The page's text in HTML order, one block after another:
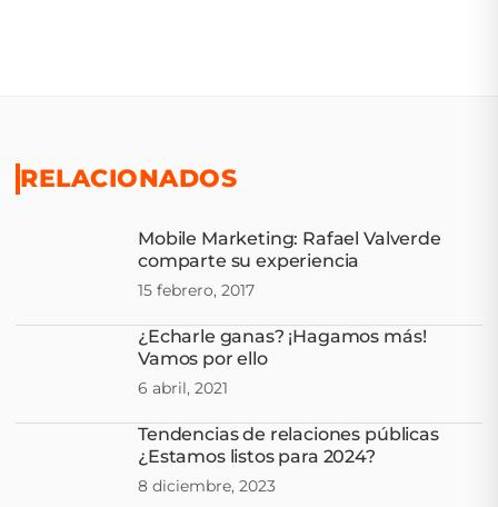
RELACIONADOS
Mobile Marketing: Rafael Valverde
comparte su experiencia
15 febrero, 2017
¿Echarle ganas? ¡Hagamos más!
Vamos por ello
6 abril, 2021
Tendencias de relaciones públicas
¿Estamos listos para 2024?
8 diciembre, 2023